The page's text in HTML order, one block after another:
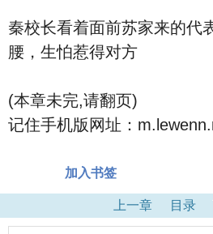
秦校长看着面前苏家来的代
腰，生怕惹得对方
(本章未完,请翻页)
记住手机版网址：
加入书签
上一章 目录